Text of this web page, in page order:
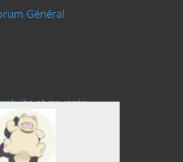
Général
et payante
(TV, vidéo, web)